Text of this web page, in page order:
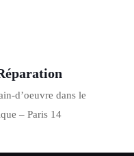
d’oeuvre dans le
– Paris 14